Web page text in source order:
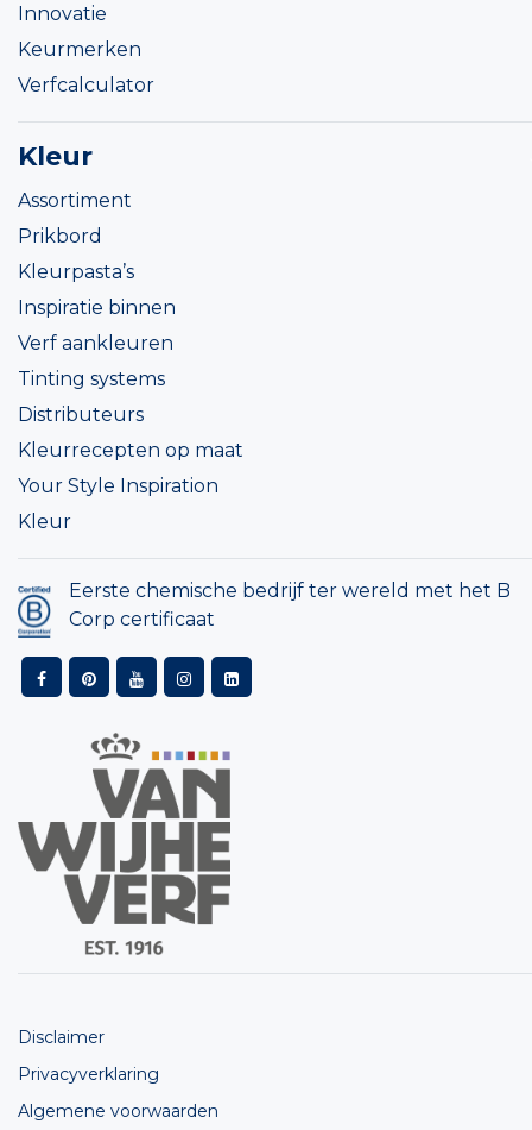
Innovatie
Keurmerken
Verfcalculator
Kleur
Assortiment
Prikbord
Kleurpasta’s
Inspiratie binnen
Verf aankleuren
Tinting systems
Distributeurs
Kleurrecepten op maat
Your Style Inspiration
Kleur
Eerste chemische bedrijf ter wereld met het B
Corp certificaat
Disclaimer
Privacyverklaring
Algemene voorwaarden